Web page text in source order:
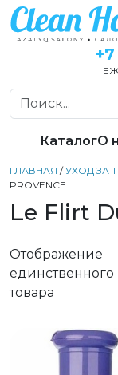
КаталогО
ГЛАВНАЯ /УХОД ЗА
PROVENCE
Le Flirt
Отображение
единственного
товара